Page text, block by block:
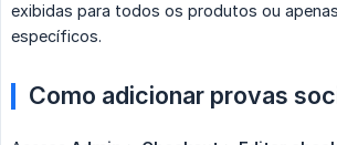
exibidas para todos os produtos ou
específicos.
Como adicionar provas